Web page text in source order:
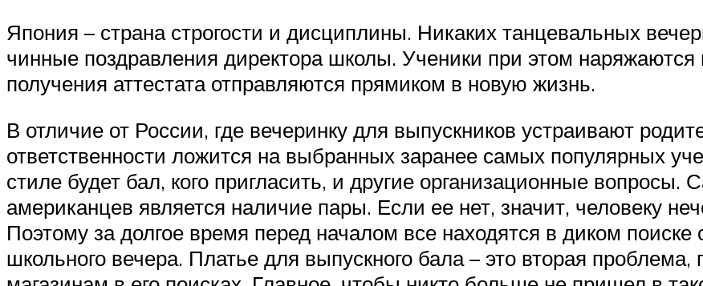
Япония – страна строгости и дисциплины. Никаких танцевальных
чинные поздравления директора школы. Ученики при этом
получения аттестата отправляются прямиком в новую жизнь.
В отличие от России, где вечеринку для выпускников устраивают
ответственности ложится на выбранных заранее самых популярных
стиле будет бал, кого пригласить, и другие организационные
американцев является наличие пары. Если ее нет, значит, человеку
Поэтому за долгое время перед началом все находятся в диком поиске
школьного вечера. Платье для выпускного бала – это вторая